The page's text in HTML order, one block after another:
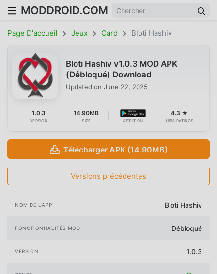
MODDROID.COM
Page D'accueil Jeux Card Bloti Hashiv
Bloti Hashiv v1.0.3 MOD APK
(Débloqué) Download
Updated on June 22, 2025
1.0.3
VERSION
14.90MB
SIZE GET IT ON
4.3 ★
1698 RATINGS
Télécharger APK (14.90MB)
Versions précédentes
NOM DE L'APP Bloti Hashiv
FONCTIONNALITÉS MOD Débloqué
VERSION 1.0.3